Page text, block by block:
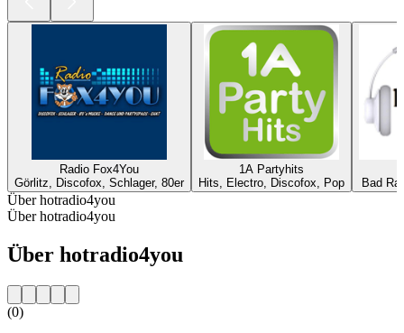
Radio Fox4You
Görlitz, Discofox, Schlager, 80er
1A Partyhits
Hits, Electro, Discofox, Pop
Bad
Über hotradio4you
Über hotradio4you
Über hotradio4you
(0)